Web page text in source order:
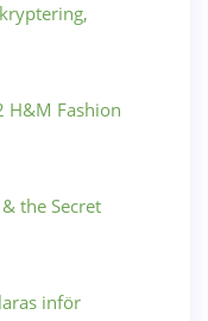
H&M Fashion
the Secret
inför